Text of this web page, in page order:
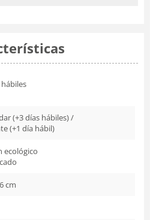
(+3 días hábiles) /
(+1 día hábil)
ecológico
cm